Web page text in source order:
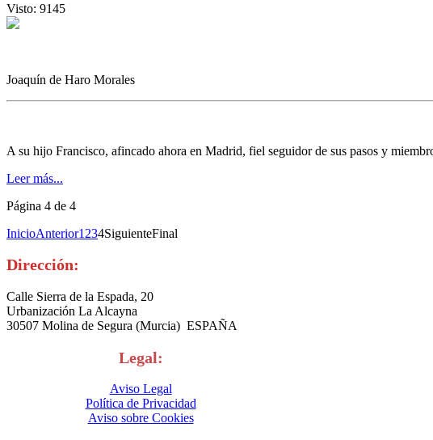
Visto: 9145
Joaquín de Haro Morales
A su hijo Francisco, afincado ahora en Madrid, fiel seguidor de sus pasos y
Leer más...
Página 4 de 4
InicioAnterior1 234SiguienteFinal
Dirección:
Calle Sierra de la Espada, 20
Urbanización La Alcayna
30507 Molina de Segura (Murcia) ESPAÑA
Legal:
Aviso Legal
Política de Privacidad
Aviso sobre Cookies